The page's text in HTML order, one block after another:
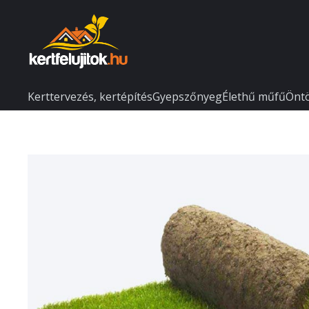
Kerttervezés, kertépítésGyepszőnyegÉlethű műfű